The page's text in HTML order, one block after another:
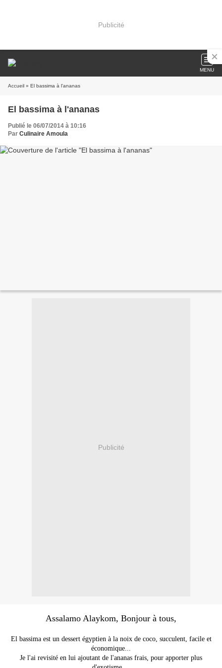
Publicité
MENU
Accueil » El bassima à l'ananas
El bassima à l'ananas
Publié le 06/07/2014 à 10:16
Par Culinaire Amoula
Publicité
Assalamo Alaykom, Bonjour à tous,
El bassima est un dessert égyptien à la noix de coco, succulent, facile et
économique...
Je l'ai revisité en lui ajoutant de l'ananas frais, pour apporter plus